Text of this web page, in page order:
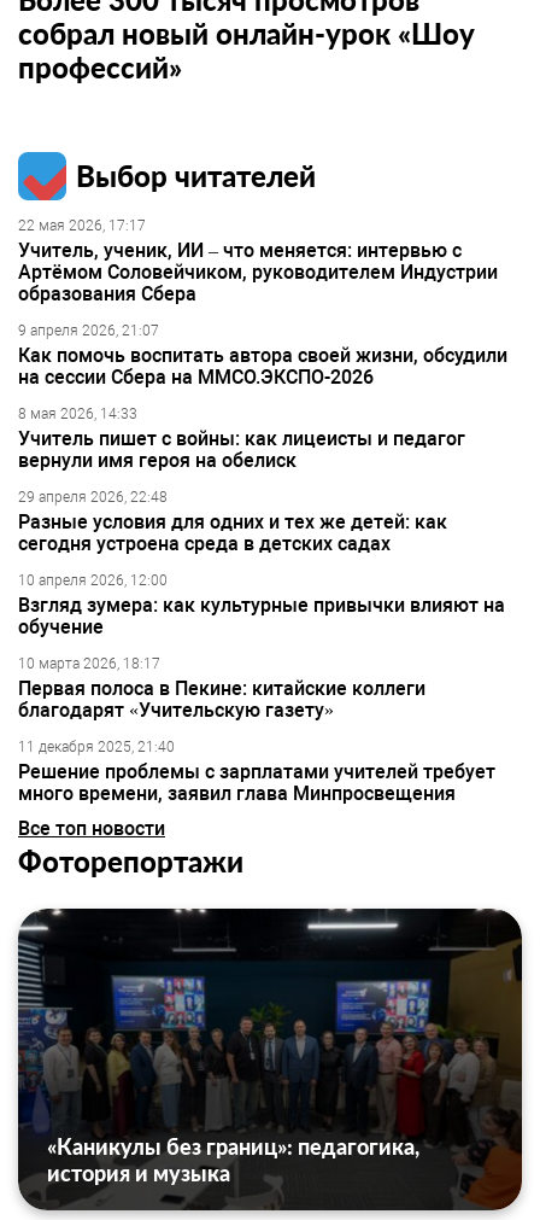
собрал новый онлайн-урок «Шоу
профессий»
Выбор читателей
22 мая 2026, 17:17
Учитель, ученик, ИИ – что меняется: интервью с
Артёмом Соловейчиком, руководителем Индустрии
образования Сбера
9 апреля 2026, 21:07
Как помочь воспитать автора своей жизни, обсудили
на сессии Сбера на ММСО.ЭКСПО-2026
8 мая 2026, 14:33
Учитель пишет с войны: как лицеисты и педагог
вернули имя героя на обелиск
29 апреля 2026, 22:48
Разные условия для одних и тех же детей: как
сегодня устроена среда в детских садах
10 апреля 2026, 12:00
Взгляд зумера: как культурные привычки влияют на
обучение
10 марта 2026, 18:17
Первая полоса в Пекине: китайские коллеги
благодарят «Учительскую газету»
11 декабря 2025, 21:40
Решение проблемы с зарплатами учителей требует
много времени, заявил глава Минпросвещения
Все топ новости
Фоторепортажи
«Каникулы без границ»: педагогика,
история и музыка